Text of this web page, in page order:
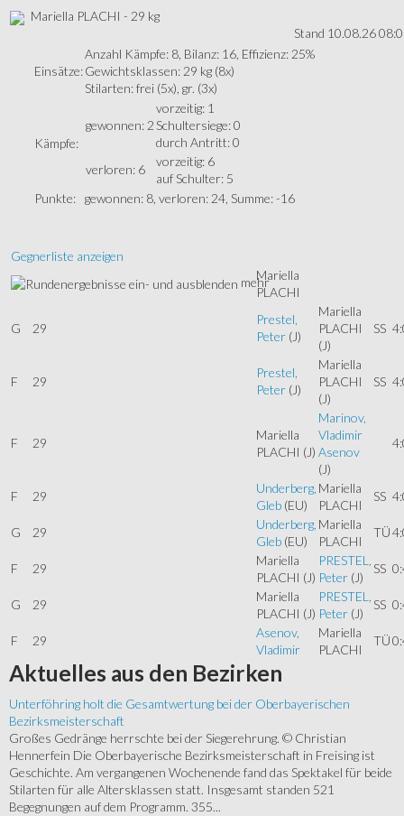
Mariella PLACHI - 29 kg
Stand 10.08.26
Einsätze:
Anzahl Kämpfe: 8, Bilanz: 16, Effizienz: 25%
Gewichtsklassen: 29 kg (8x)
Stilarten: frei (5x), gr. (3x)
Kämpfe:
gewonnen: 2
vorzeitig: 1
Schultersiege: 0
durch Antritt: 0
verloren: 6
vorzeitig: 6
auf Schulter: 5
Punkte: gewonnen: 8, verloren: 24, Summe: -16
Gegnerliste anzeigen
mehrMariella
PLACHI
G 29
Prestel,
Peter (J)
Mariella
PLACHI
(J)
SS
F 29
Prestel,
Peter (J)
Mariella
PLACHI
(J)
SS
F 29
Mariella
PLACHI (J)
Marinov,
Vladimir
Asenov
(J)
F 29
Underberg,
Gleb (EU)
Mariella
PLACHI
SS
G 29
Underberg,
Gleb (EU)
Mariella
PLACHI
TÜ
F 29
Mariella
PLACHI (J)
PRESTEL,
Peter (J)
SS
G 29
Mariella
PLACHI (J)
PRESTEL,
Peter (J)
SS
F 29
Asenov,
Vladimir
Mariella
PLACHI
TÜ
Aktuelles aus den Bezirken
Unterföhring holt die Gesamtwertung bei der Oberbayerischen
Bezirksmeisterschaft
Großes Gedränge herrschte bei der Siegerehrung. © Christian
Hennerfein Die Oberbayerische Bezirksmeisterschaft in Freising ist
Geschichte. Am vergangenen Wochenende fand das Spektakel für beide
Stilarten für alle Altersklassen statt. Insgesamt standen 521
Begegnungen auf dem Programm. 355...